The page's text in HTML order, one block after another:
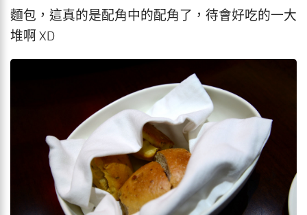
麵包，這真的是配角中的配角了，待會好吃的一大
堆啊 XD